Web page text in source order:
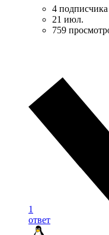
4 подписчика
21 июл.
759
1
ответ